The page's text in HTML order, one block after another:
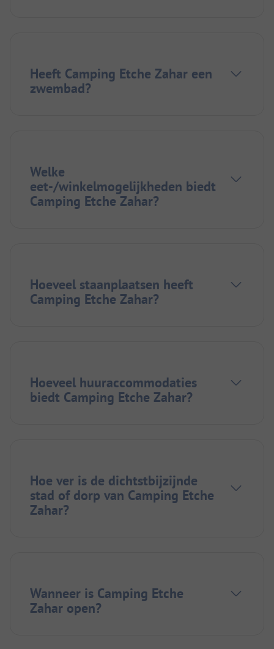
Heeft Camping Etche Zahar een
zwembad?
Welke
eet-/winkelmogelijkheden biedt
Camping Etche Zahar?
Hoeveel staanplaatsen heeft
Camping Etche Zahar?
Hoeveel huuraccommodaties
biedt Camping Etche Zahar?
Hoe ver is de dichtstbijzijnde
stad of dorp van Camping Etche
Zahar?
Wanneer is Camping Etche
Zahar open?